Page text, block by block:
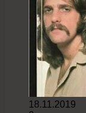
18.11.2019